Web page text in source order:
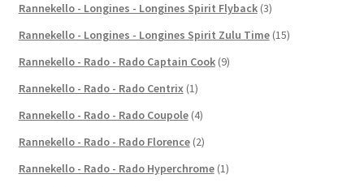
Rannekello - Longines - Longines Spirit Flyback (3)
Rannekello - Longines - Longines Spirit Zulu Time (15)
Rannekello - Rado - Rado Captain Cook (9)
Rannekello - Rado - Rado Centrix (1)
Rannekello - Rado - Rado Coupole (4)
Rannekello - Rado - Rado Florence (2)
Rannekello - Rado - Rado Hyperchrome (1)